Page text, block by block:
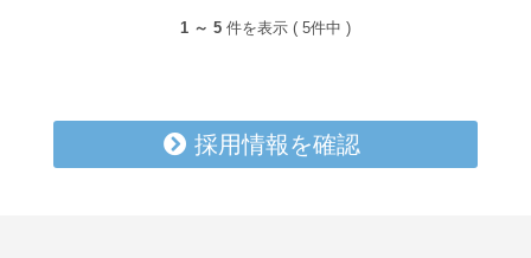
1 ～ 5 件を表示 ( 5件中 )
採用情報を確認